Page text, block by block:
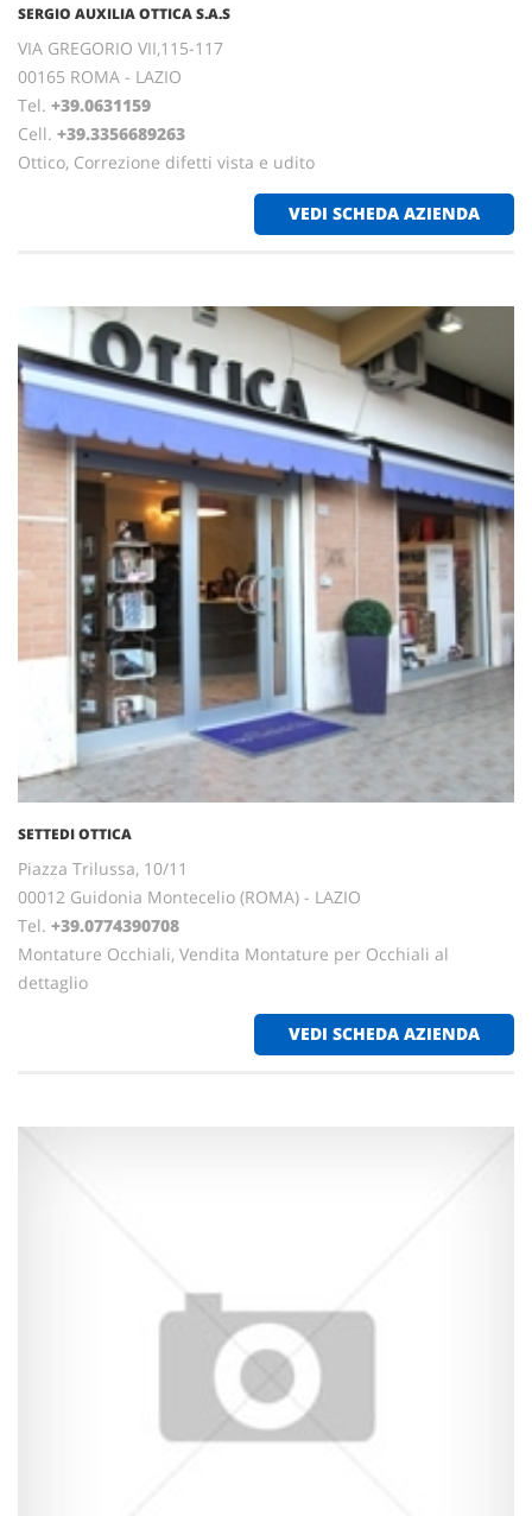
SERGIO AUXILIA OTTICA S.A.S
VIA GREGORIO VII,115-117
00165 ROMA - LAZIO
Tel. +39.0631159
Cell. +39.3356689263
Ottico, Correzione difetti vista e udito
VEDI SCHEDA AZIENDA
SETTEDI OTTICA
Piazza Trilussa, 10/11
00012 Guidonia Montecelio (ROMA) - LAZIO
Tel. +39.0774390708
Montature Occhiali, Vendita Montature per Occhiali al
dettaglio
VEDI SCHEDA AZIENDA